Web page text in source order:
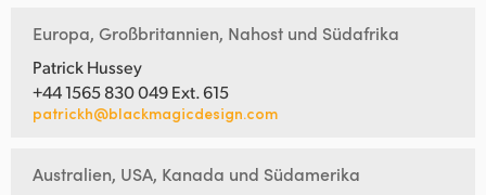
Europa, Großbritannien, Nahost und Südafrika
Patrick Hussey
+44 1565 830 049 Ext. 615
patrickh@blackmagicdesign.com
Australien, USA, Kanada und Südamerika